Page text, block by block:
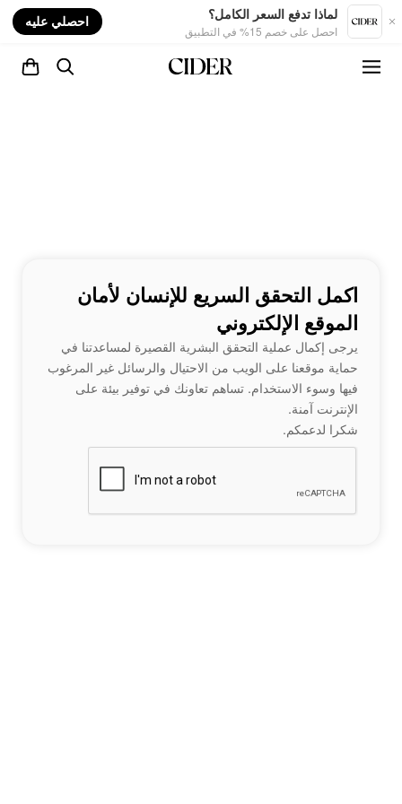
لماذا تدفع السعر الكامل؟
احصل على خصم 15% في التطبيق
احصلي عليه
اكمل التحقق السريع للإنسان لأمان
الموقع الإلكتروني
يرجى إكمال عملية التحقق البشرية القصيرة لمساعدتنا في
حماية موقعنا على الويب من الاحتيال والرسائل غير المرغوب
فيها وسوء الاستخدام. تساهم تعاونك في توفير بيئة على
الإنترنت آمنة.
شكرا لدعمكم.